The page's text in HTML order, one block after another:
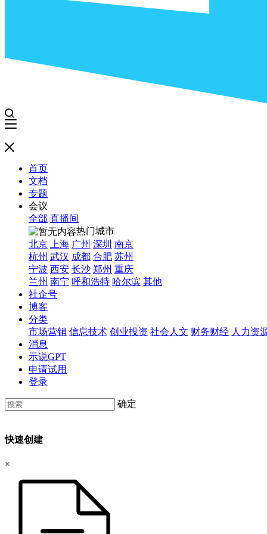
首页
文档
专题
会议
全部 直播间
热门城市
北京
上海 广州 深圳 南京
杭州 武汉 成都 合肥 苏州
宁波 西安 长沙 郑州 重庆
兰州 南宁 呼和浩特 哈尔滨 其他
社企号
博客
分类
市场营销 信息技术 创业投资 社会人文 财务财经 人力资
消息
示说GPT
申请试用
登录
确定
快速创建
×